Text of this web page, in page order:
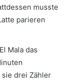
musste
parieren
Mala das
sie drei Zähler